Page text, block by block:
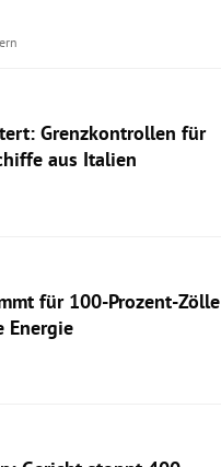
Grenzkontrollen für
aus Italien
für 100-Prozent-Zölle
Energie